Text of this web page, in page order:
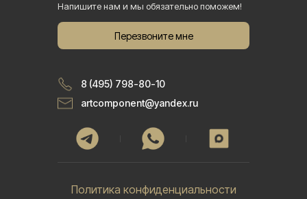
Политика конфиденциальности
Перезвоните мне
Напишите нам и мы обязательно поможем!
8 (495) 798-80-10
artcomponent@yandex.ru